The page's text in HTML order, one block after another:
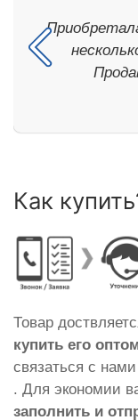
Как
Товар
купить его
связаться с
. Для экономии
заполнить и